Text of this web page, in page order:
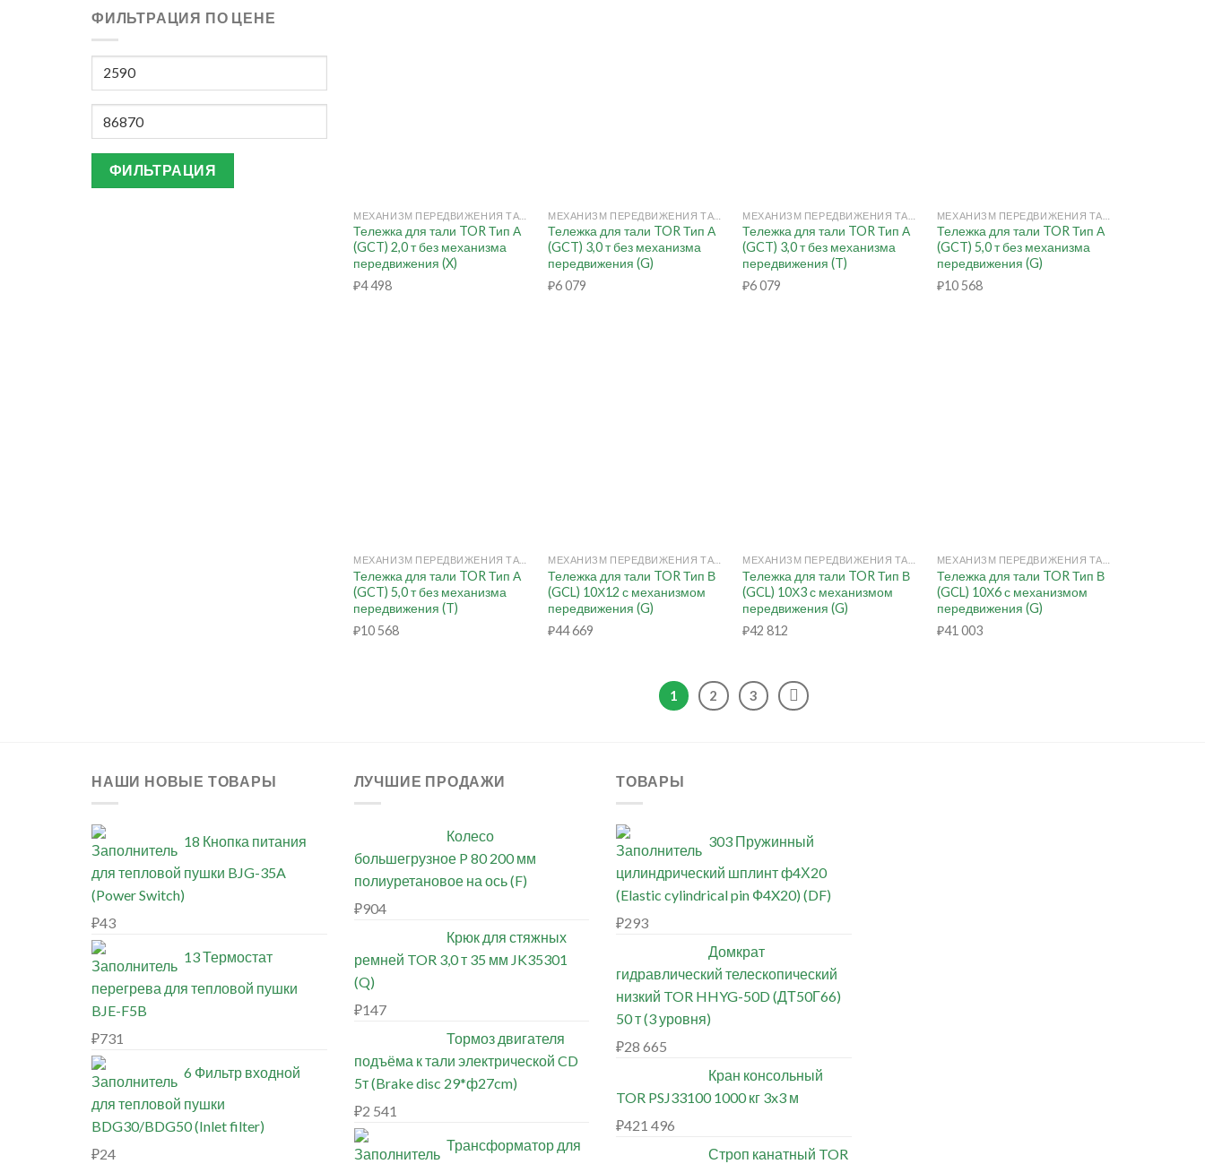
ФИЛЬТРАЦИЯ ПО ЦЕНЕ
Минимальная
Максимальная
цена
ФИЛЬТРАЦИЯ
Тележка для тали TOR Тип А
(GCT) 2,0 т без механизма
передвижения (X)
₽4 498
Тележка для тали TOR Тип А
(GCT) 3,0 т без механизма
передвижения (G)
₽6 079
Тележка для тали TOR Тип А
(GCT) 3,0 т без механизма
передвижения (T)
₽6 079
Тележка для тали TOR Тип А
(GCT) 5,0 т без механизма
передвижения (G)
₽10 568
Тележка для тали TOR Тип А
(GCT) 5,0 т без механизма
передвижения (T)
₽10 568
Тележка для тали TOR Тип В
(GCL) 10Х12 с механизмом
передвижения (G)
₽44 669
Тележка для тали TOR Тип В
(GCL) 10Х3 с механизмом
передвижения (G)
₽42 812
Тележка для тали TOR Тип В
(GCL) 10Х6 с механизмом
передвижения (G)
₽41 003
1 2 3
НАШИ НОВЫЕ ТОВАРЫ
18 Кнопка питания
для тепловой пушки BJG-35A
(Power Switch)
₽43
13 Термостат
перегрева для тепловой пушки
BJE-F5B
₽731
6 Фильтр входной
для тепловой пушки
BDG30/BDG50 (Inlet filter)
₽24
ЛУЧШИЕ ПРОДАЖИ
Колесо
большегрузное P 80 200 мм
полиуретановое на ось (F)
₽904
Крюк для стяжных
ремней TOR 3,0 т 35 мм JK35301
(Q)
₽147
Тормоз двигателя
подъёма к тали электрической CD
5т (Brake disc 29*ф27cm)
₽2 541
Трансформатор для
ТОВАРЫ
303 Пружинный
цилиндрический шплинт ф4Х20
(Elastic cylindrical pin Ф4X20) (DF)
₽293
Домкрат
гидравлический телескопический
низкий TOR HHYG-50D (ДТ50Г66)
50 т (3 уровня)
₽28 665
Кран консольный
TOR PSJ33100 1000 кг 3x3 м
₽421 496
Строп канатный TOR